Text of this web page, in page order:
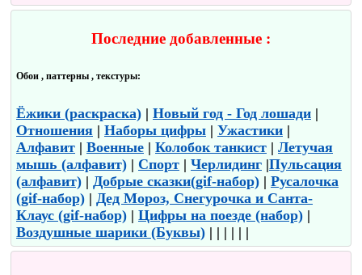
Последние добавленные :
Обои , паттерны , текстуры:
Ёжики (раскраска) | Новый год - Год лошади |
Отношения | Наборы цифры | Ужастики |
Алфавит | Военные | Колобок танкист | Летучая
мышь (алфавит) | Спорт | Черлидинг |Пульсация
(алфавит) | Добрые сказки(gif-набор) | Русалочка
(gif-набор) | Дед Мороз, Снегурочка и Санта-
Клаус (gif-набор) | Цифры на поезде (набор) |
Воздушные шарики (Буквы) | | | | | |